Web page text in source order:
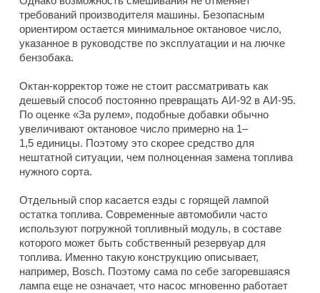
требований производителя машины. Безопасным
ориентиром остается минимальное октановое число,
указанное в руководстве по эксплуатации и на лючке
бензобака.
Октан-корректор тоже не стоит рассматривать как
дешевый способ постоянно превращать АИ-92 в АИ-95.
По оценке «За рулем», подобные добавки обычно
увеличивают октановое число примерно на 1–
1,5 единицы. Поэтому это скорее средство для
нештатной ситуации, чем полноценная замена топлива
нужного сорта.
Отдельный спор касается езды с горящей лампой
остатка топлива. Современные автомобили часто
используют погружной топливный модуль, в составе
которого может быть собственный резервуар для
топлива. Именно такую конструкцию описывает,
например, Bosch. Поэтому сама по себе загоревшаяся
лампа еще не означает, что насос мгновенно работает